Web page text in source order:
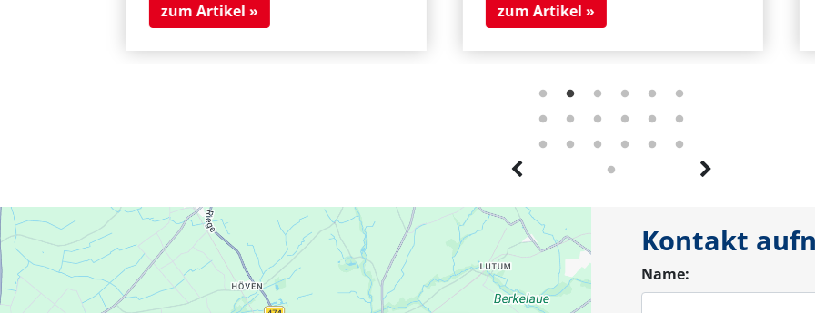
zum Artikel » zum Artikel »
Kontakt
Name: